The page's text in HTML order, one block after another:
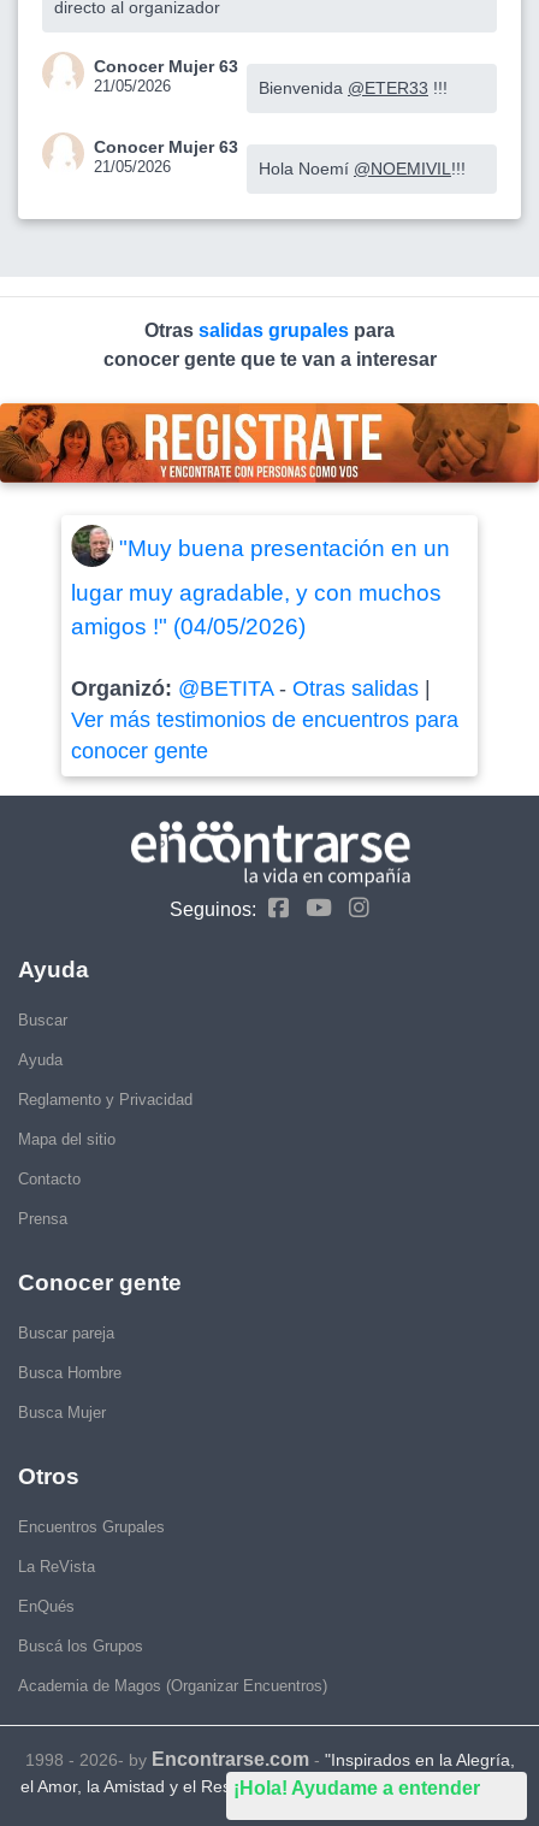
¡Hola! Ayudame a entender
directo al organizador
Conocer Mujer 63
21/05/2026 Bienvenida @ETER33 !!!
Conocer Mujer 63
21/05/2026 Hola Noemí @NOEMIVIL !!!
Otras salidas grupales para
conocer gente que te van a interesar
"Muy buena presentación en un
lugar muy agradable, y con muchos
amigos !" (04/05/2026)
Organizó: @BETITA- Otras salidas|
Ver más testimonios de encuentros para
conocer gente
Seguinos:
Ayuda
Buscar
Ayuda
Reglamento y Privacidad
Mapa del sitio
Contacto
Prensa
Conocer gente
Buscar pareja
Busca Hombre
Busca Mujer
Otros
Encuentros Grupales
La ReVista
EnQués
Buscá los Grupos
Academia de Magos (Organizar Encuentros)
1998 - 2026- by Encontrarse.com- "Inspirados en la Alegría,
el Amor, la Amistad y el Respeto, motivamos a la gente a que sea